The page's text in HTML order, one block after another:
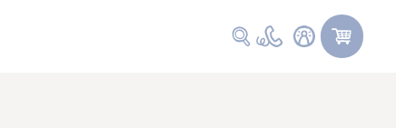
Faire une recherche